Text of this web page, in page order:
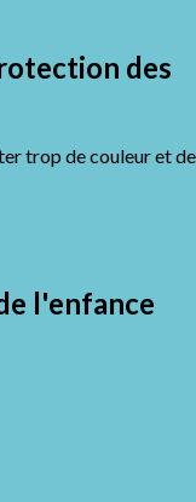
des
trop de couleur et de
l'enfance